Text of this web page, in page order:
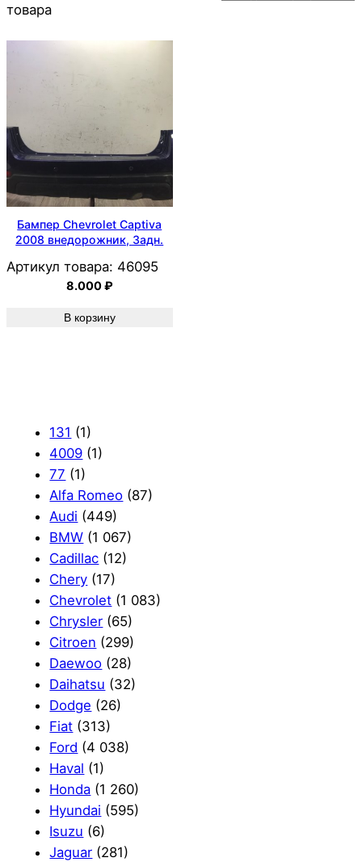
товара
Бампер Chevrolet Captiva
2008 внедорожник, Задн.
Артикул товара: 46095
8.000₽
В корзину
131 (1)
4009 (1)
77 (1)
Alfa Romeo (87)
Audi (449)
BMW (1 067)
Cadillac (12)
Chery (17)
Chevrolet (1 083)
Chrysler (65)
Citroen (299)
Daewoo (28)
Daihatsu (32)
Dodge (26)
Fiat (313)
Ford (4 038)
Haval (1)
Honda (1 260)
Hyundai (595)
Isuzu (6)
Jaguar (281)